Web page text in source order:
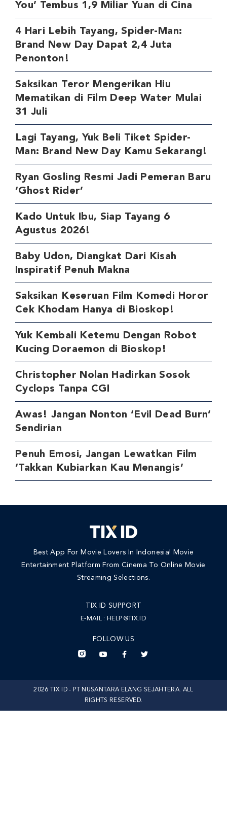
You’ Tembus 1,9 Miliar Yuan di Cina
4 Hari Lebih Tayang, Spider-Man:
Brand New Day Dapat 2,4 Juta
Penonton!
Saksikan Teror Mengerikan Hiu
Mematikan di Film Deep Water Mulai
31 Juli
Lagi Tayang, Yuk Beli Tiket Spider-
Man: Brand New Day Kamu Sekarang!
Ryan Gosling Resmi Jadi Pemeran Baru
‘Ghost Rider’
Kado Untuk Ibu, Siap Tayang 6
Agustus 2026!
Baby Udon, Diangkat Dari Kisah
Inspiratif Penuh Makna
Saksikan Keseruan Film Komedi Horor
Cek Khodam Hanya di Bioskop!
Yuk Kembali Ketemu Dengan Robot
Kucing Doraemon di Bioskop!
Christopher Nolan Hadirkan Sosok
Cyclops Tanpa CGI
Awas! Jangan Nonton ‘Evil Dead Burn’
Sendirian
Penuh Emosi, Jangan Lewatkan Film
‘Takkan Kubiarkan Kau Menangis’
Best App For Movie Lovers In Indonesia! Movie
Entertainment Platform From Cinema To Online Movie
Streaming Selections.
TIX ID SUPPORT
E-MAIL : HELP@TIX.ID
FOLLOW US
2026 TIX ID - PT NUSANTARA ELANG SEJAHTERA. ALL
RIGHTS RESERVED.